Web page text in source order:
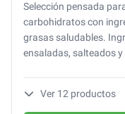
Selección pensada
carbohidratos con
grasas saludables.
ensaladas, salteados
Ver 12 productos